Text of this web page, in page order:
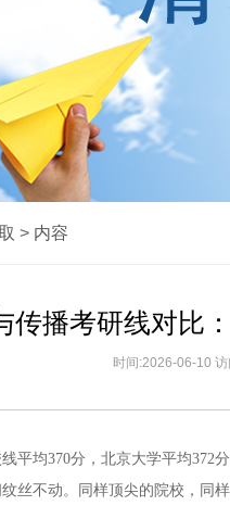
> 内容
传播考研线对比
时间:2026-06-10
平均370分，北京大学平均372
丝不动。同样顶尖的院校，同